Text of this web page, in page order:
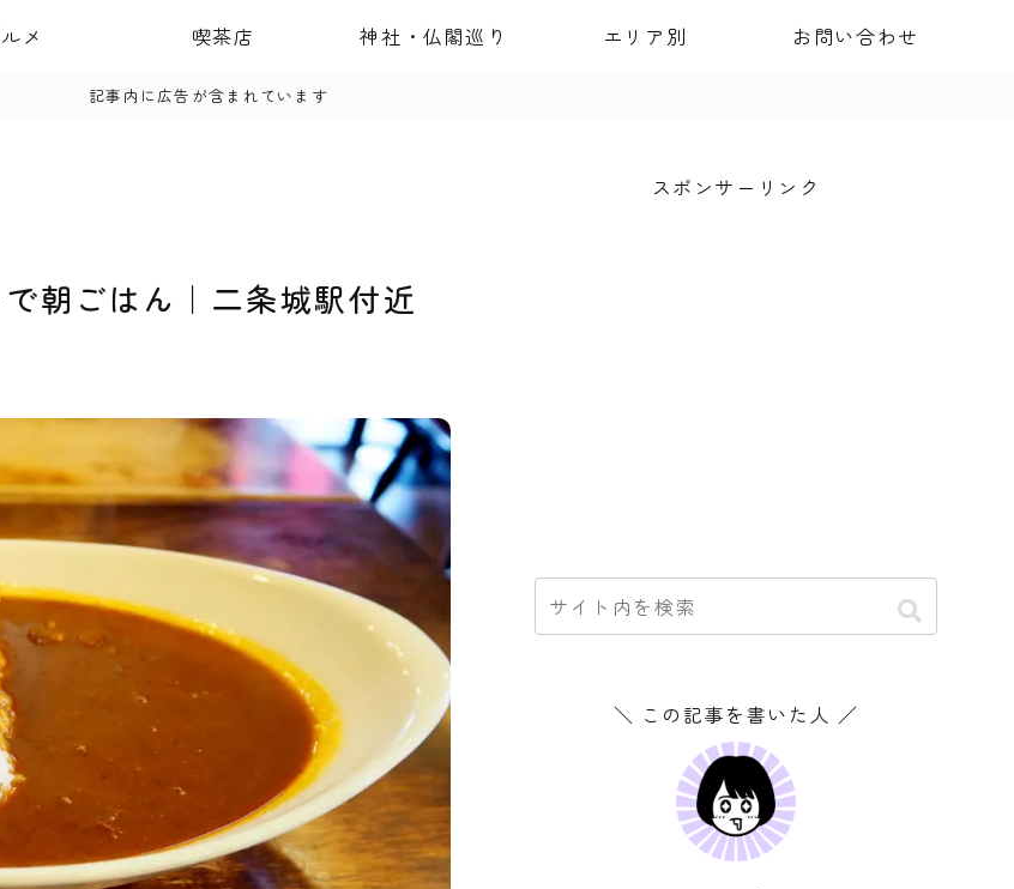
メ 喫茶店 神社・仏閣巡り エリア別 お問い合わせ
記事内に広告が含まれています
朝ごはん｜二条城駅付近
スポンサーリンク
＼ この記事を書いた人 ／